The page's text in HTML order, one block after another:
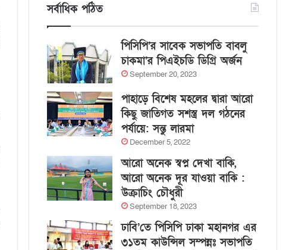
সর্বাধিক পঠিত
পিসিপি’র সাবেক সভাপতি বাবলু
চাকমা’র পিএইচডি ডিগ্রি অর্জন
September 20, 2023
পাহাড়ে বিশেষ মহলের দ্বারা আরো
কিছু জাতিগত সশস্ত্র দল গঠনের
পর্যায়ে: সন্তু লারমা
December 5, 2022
আরো অনেক স্বপ্ন দেখা বাকি,
আরো অনেক দূর যাওয়া বাকি :
উক্রাচিং চৌধুরী
September 18, 2023
ঢাবি’তে পিসিপি ঢাকা মহানগর এর
৩১তম কাউন্সিল সম্পন্নঃ সভাপতি